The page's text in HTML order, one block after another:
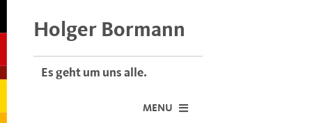
Holger Bormann
Es geht um uns alle.
MENU